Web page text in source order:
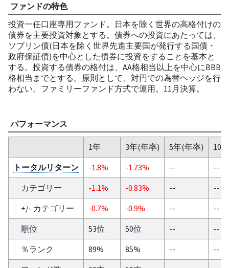
ファンドの特色
投資一任口座専用ファンド。日本を除く世界の高格付けの
債券を主要投資対象とする。債券への投資にあたっては、
ソブリン債(日本を除く世界先進主要国が発行する国債・
政府保証債)を中心とした債券に投資をすることを基本と
する。投資する債券の格付は、AA格相当以上を中心にBBB
格相当までとする。原則として、対円での為替ヘッジを行
わない。ファミリーファンド方式で運用。11月決算。
パフォーマンス
1年 3年(年率) 5年(年率)
10
トータルリターン
-1.8% -1.73% --
--
カテゴリー
-1.1% -0.83% --
--
+/- カテゴリー
-0.7% -0.9% --
--
順位
53位 50位 --
--
％ランク
89% 85% --
--